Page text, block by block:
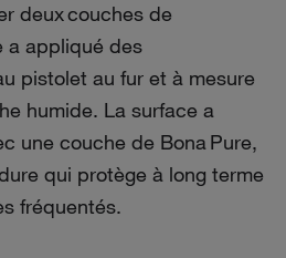
deux couches de
a appliqué des
pistolet au fur et à mesure
humide. La surface a
une couche de Bona Pure,
qui protège à long terme
fréquentés.